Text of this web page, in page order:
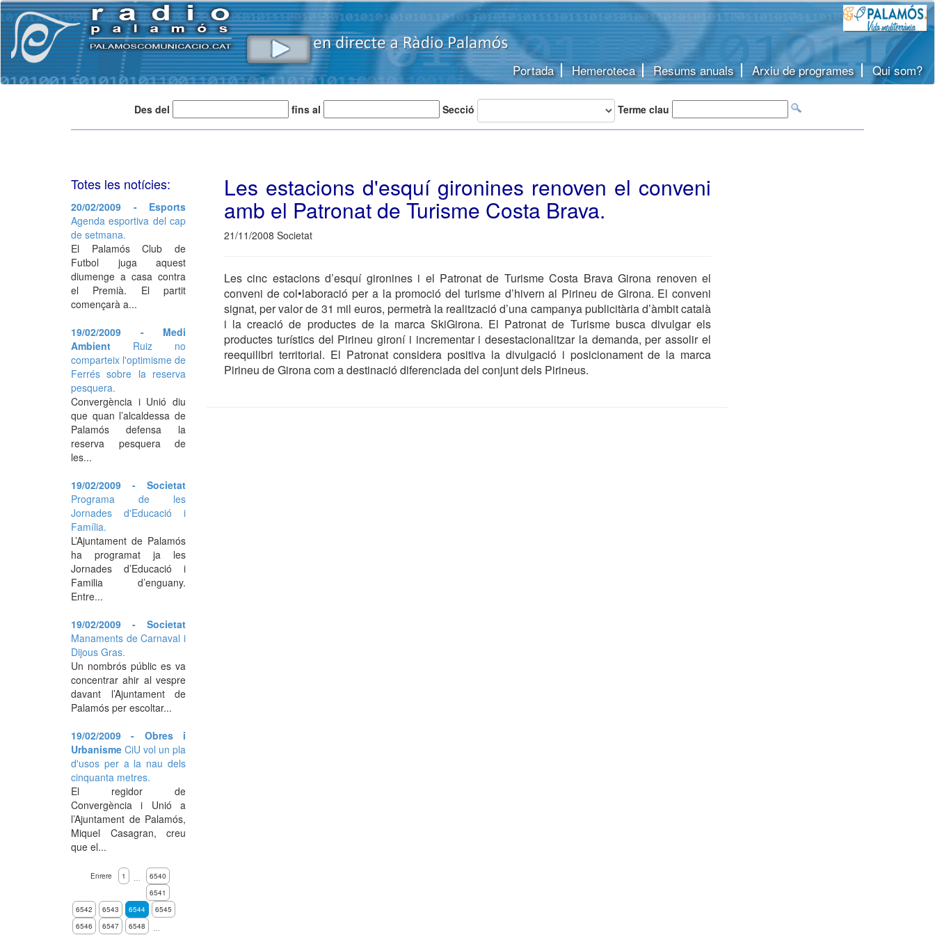
Portada Hemeroteca Resums anuals Arxiu de programes Qui som?
Des del fins al Secció Terme clau
Les estacions d'esquí gironines renoven el conveni
amb el Patronat de Turisme Costa Brava.
21/11/2008 Societat
Les cinc estacions d’esquí gironines i el Patronat de Turisme Costa Brava Girona renoven el
conveni de col•laboració per a la promoció del turisme d’hivern al Pirineu de Girona. El conveni
signat, per valor de 31 mil euros, permetrà la realització d’una campanya publicitària d’àmbit català
i la creació de productes de la marca SkiGirona. El Patronat de Turisme busca divulgar els
productes turístics del Pirineu gironí i incrementar i desestacionalitzar la demanda, per assolir el
reequilibri territorial. El Patronat considera positiva la divulgació i posicionament de la marca
Pirineu de Girona com a destinació diferenciada del conjunt dels Pirineus.
Totes les notícies:
20/02/2009 - Esports
Agenda esportiva del cap
de setmana.
El Palamós Club de
Futbol juga aquest
diumenge a casa contra
el Premià. El partit
començarà a...
19/02/2009 - Medi
Ambient Ruiz no
comparteix l'optimisme de
Ferrés sobre la reserva
pesquera.
Convergència i Unió diu
que quan l’alcaldessa de
Palamós defensa la
reserva pesquera de
les...
19/02/2009 - Societat
Programa de les
Jornades d'Educació i
Família.
L’Ajuntament de Palamós
ha programat ja les
Jornades d’Educació i
Familia d’enguany.
Entre...
19/02/2009 - Societat
Manaments de Carnaval i
Dijous Gras.
Un nombrós públic es va
concentrar ahir al vespre
davant l’Ajuntament de
Palamós per escoltar...
19/02/2009 - Obres i
Urbanisme CiU vol un pla
d'usos per a la nau dels
cinquanta metres.
El regidor de
Convergència i Unió a
l’Ajuntament de Palamós,
Miquel Casagran, creu
que el...
Enrere 1 …
6540
6541
6542
6543 6544
6545
6546
6547 6548 …